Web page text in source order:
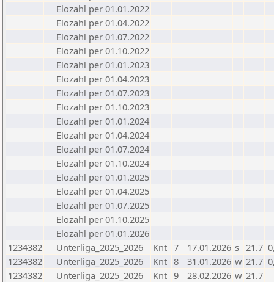
Elozahl per 01.01.2022
Elozahl per 01.04.2022
Elozahl per 01.07.2022
Elozahl per 01.10.2022
Elozahl per 01.01.2023
Elozahl per 01.04.2023
Elozahl per 01.07.2023
Elozahl per 01.10.2023
Elozahl per 01.01.2024
Elozahl per 01.04.2024
Elozahl per 01.07.2024
Elozahl per 01.10.2024
Elozahl per 01.01.2025
Elozahl per 01.04.2025
Elozahl per 01.07.2025
Elozahl per 01.10.2025
Elozahl per 01.01.2026
1234382
Unterliga_2025_2026 Knt 7 17.01.2026 s 21.7
1234382
Unterliga_2025_2026 Knt 8 31.01.2026 w 21.7
1234382
Unterliga_2025_2026 Knt 9 28.02.2026 w 21.7